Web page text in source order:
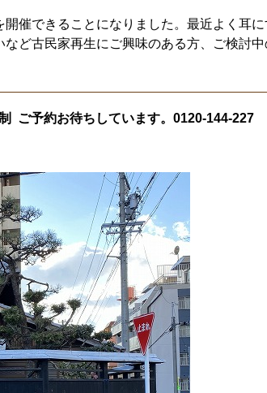
催できることになりました。最近よく耳
ど古民家再生にご興味のある方、ご検討
ご予約お待ちしています。 0120-144-227